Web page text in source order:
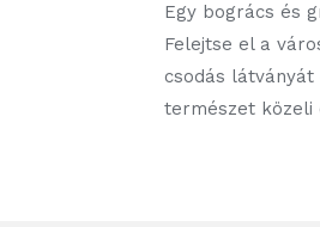
Egy bogrács és
Felejtse el a
csodás
természet közeli